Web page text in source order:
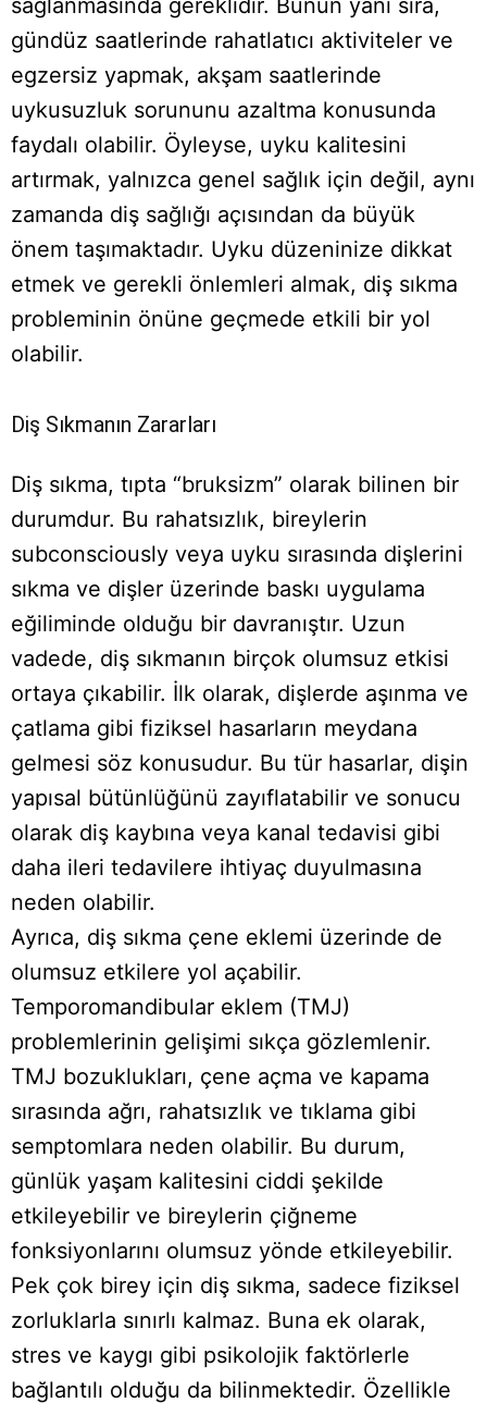
sağlanmasında gereklidir. Bunun yanı sıra,
gündüz saatlerinde rahatlatıcı aktiviteler ve
egzersiz yapmak, akşam saatlerinde
uykusuzluk sorununu azaltma konusunda
faydalı olabilir. Öyleyse, uyku kalitesini
artırmak, yalnızca genel sağlık için değil, aynı
zamanda diş sağlığı açısından da büyük
önem taşımaktadır. Uyku düzeninize dikkat
etmek ve gerekli önlemleri almak, diş sıkma
probleminin önüne geçmede etkili bir yol
olabilir.
Diş Sıkmanın Zararları
Diş sıkma, tıpta “bruksizm” olarak bilinen bir
durumdur. Bu rahatsızlık, bireylerin
subconsciously veya uyku sırasında dişlerini
sıkma ve dişler üzerinde baskı uygulama
eğiliminde olduğu bir davranıştır. Uzun
vadede, diş sıkmanın birçok olumsuz etkisi
ortaya çıkabilir. İlk olarak, dişlerde aşınma ve
çatlama gibi fiziksel hasarların meydana
gelmesi söz konusudur. Bu tür hasarlar, dişin
yapısal bütünlüğünü zayıflatabilir ve sonucu
olarak diş kaybına veya kanal tedavisi gibi
daha ileri tedavilere ihtiyaç duyulmasına
neden olabilir.
Ayrıca, diş sıkma çene eklemi üzerinde de
olumsuz etkilere yol açabilir.
Temporomandibular eklem (TMJ)
problemlerinin gelişimi sıkça gözlemlenir.
TMJ bozuklukları, çene açma ve kapama
sırasında ağrı, rahatsızlık ve tıklama gibi
semptomlara neden olabilir. Bu durum,
günlük yaşam kalitesini ciddi şekilde
etkileyebilir ve bireylerin çiğneme
fonksiyonlarını olumsuz yönde etkileyebilir.
Pek çok birey için diş sıkma, sadece fiziksel
zorluklarla sınırlı kalmaz. Buna ek olarak,
stres ve kaygı gibi psikolojik faktörlerle
bağlantılı olduğu da bilinmektedir. Özellikle